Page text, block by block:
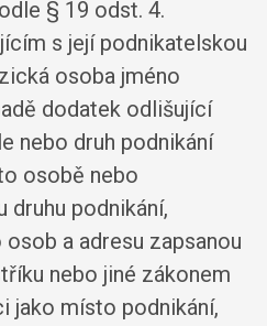
§ 19 odst. 4.
s její podnikatelskou
osoba jméno
dodatek odlišující
nebo druh podnikání
osobě nebo
druhu podnikání,
a adresu zapsanou
nebo jiné zákonem
jako místo podnikání,